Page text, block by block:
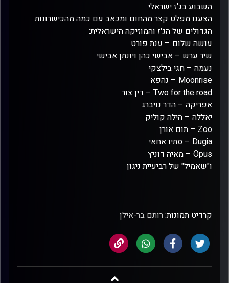
השבוע בג'ז ישראלי
הצענו מפלט קצר מהחום ומכאב עם כמה מהכישרונות
הגדולים של הג'ז והמוזיקה הישראלית:
עושה שלום – ענת פורט
שיר ערש – אבישי כהן ויונתן אבישי
נעמה – חגי בילצקי
Moonrise – נהפא
Two for the road – דין צור
אפריקה – הדר נויברג
יאללה – הילה קוליק
Zoo – תום אורן
Dugia – סתיו אחאי
Opus – מאיה דוניץ
ו"שאמיל" של רביעיית ניגון
קרדיט תמונות:רותם בר-אילן